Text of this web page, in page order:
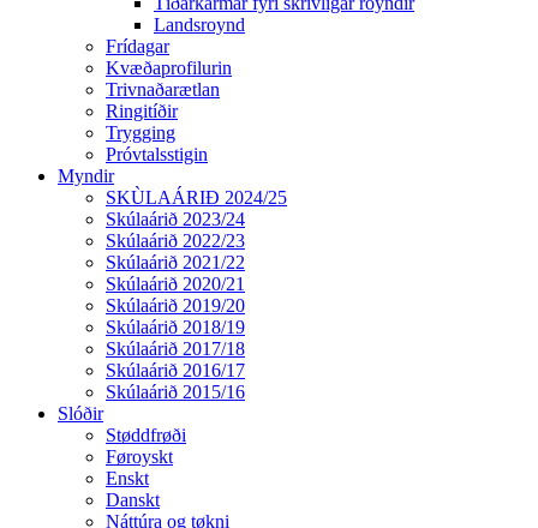
Landsroynd
Frídagar
Kvæðaprofilurin
Trivnaðarætlan
Ringitíðir
Trygging
Próvtalsstigin
Myndir
SKÙLAÁRIÐ 2024/25
Skúlaárið 2023/24
Skúlaárið 2022/23
Skúlaárið 2021/22
Skúlaárið 2020/21
Skúlaárið 2019/20
Skúlaárið 2018/19
Skúlaárið 2017/18
Skúlaárið 2016/17
Skúlaárið 2015/16
Slóðir
Støddfrøði
Føroyskt
Enskt
Danskt
Náttúra og tøkni